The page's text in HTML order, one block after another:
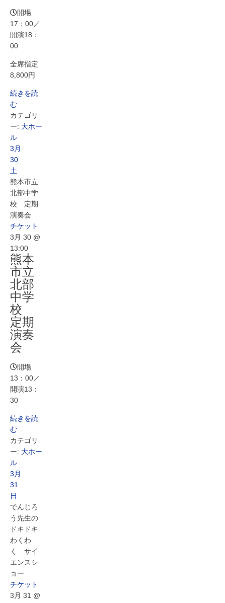
開場
17：00／
開演18：
00
全席指定
8,800円
続きを読
む
カテゴリ
ー: 大ホー
ル
3月
30
土
熊本市立
北部中学
校 定期
演奏会
チケット
3月 30 @
13:00
熊本
市立
北部
中学
校
定期
演奏
会
開場
13：00／
開演13：
30
続きを読
む
カテゴリ
ー: 大ホー
ル
3月
31
日
でんじろ
う先生の
ドキドキ
わくわ
く サイ
エンスシ
ョー
チケット
3月 31 @